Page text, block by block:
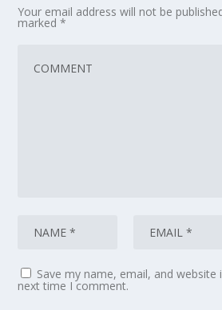
Your email address will not be
marked*
Save my name, email, and
next time I comment.